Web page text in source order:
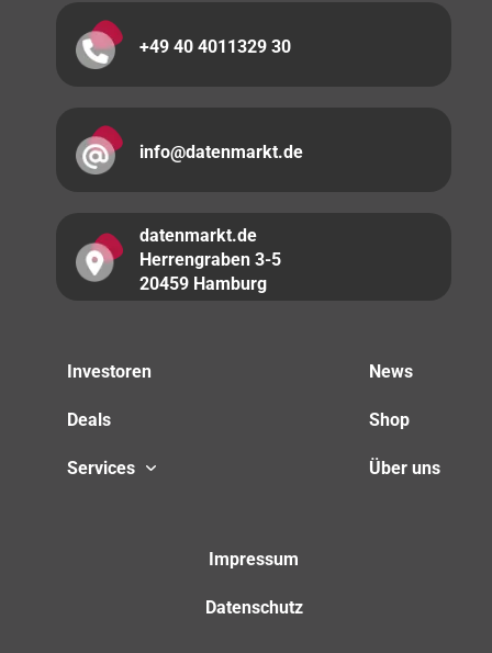
+49 40 4011329 30
info@datenmarkt.de
datenmarkt.de
Herrengraben 3-5
20459 Hamburg
Investoren
Deals
Services
News
Shop
Über uns
Impressum
Datenschutz